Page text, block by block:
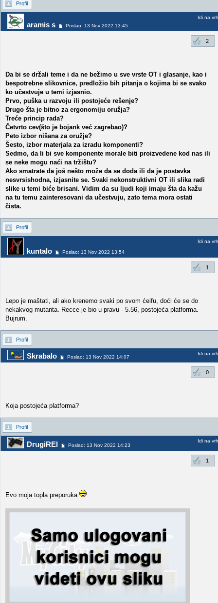
Profil
aramis s Poslao: 13 Nov 2022 13:45
Idi na vrh
2
Da bi se držali teme i da ne bežimo u sve vrste OT i glasanje, kao i
bespotrebne slikovnice, predložio bih pitanja o kojima bi se svako
ko učestvuje u temi izjasnio.
Prvo, puška u razvoju ili postojeće rešenje?
Drugo šta je bitno za ergonomiju oružja?
Treće princip rada?
Četvrto cev(što je bojank već zagrebao)?
Peto izbor nišana za oružje?
Šesto, izbor materjala za izradu komponenti?
Sedmo, da li bi sve komponente morale biti proizvedene kod nas ili
se neke mogu naći na tržištu?
Ako smatrate da još nešto može da se doda ili da je postavka
nesvrsishodna, izjasnite se. Svaki nekonstruktivni OT ili slika radi
slike u temi biće brisani. Vidim da su ljudi koji imaju šta da kažu
na tu temu zainteresovani da učestvuju, zato tema mora ostati
čista.
Profil
kuntalo Poslao: 13 Nov 2022 13:54
Idi na vrh
1
Lepo je maštati, ali ako krenemo svaki po svom ćeifu, doći će se do
nekakvog mutanta. Recce je bio u pravu - 5.56, postojeća platforma.
Bujrum.
Profil
Skrabalo Poslao: 13 Nov 2022 14:07
Idi na vrh
0
Koja postojeća platforma?
Profil
DrugiREI Poslao: 13 Nov 2022 14:23
Idi na vrh
1
Evo moja topla preporuka